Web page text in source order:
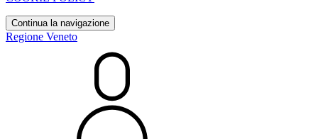
Continua la navigazione
Regione Veneto